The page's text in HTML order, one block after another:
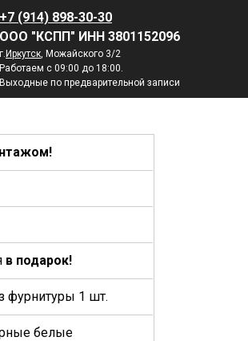
+7 (914) 898-30-30
ООО "КСПП" ИНН 3801152096
г. Иркутск, Можайского 3/2
Работаем с 09:00 до 18:00.
Выходные по предварительной записи
в подарок!
фурнитуры 1 шт.
белые